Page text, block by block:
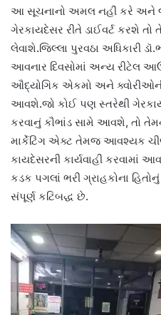
આ સૂચનાનો અમલ નહીં કરે અને
ગેરકાયદેસર રીતે ડાઈવર્ટ કરશે
લેવાશે.જિલ્લા પુરવઠા અધિકારી
આવનાર દિવસોમાં અન્ય રીટેલ
ઔદ્યોગિક એકમો અને
આવશે.જો કોઈ પણ સ્તરેથી
કરવાનું કૌભાંડ સામે આવશે, તો
માર્કેટિંગ એક્ટ તેમજ આવશ્યક
કાયદેસરની કાર્યવાહી કરવામાં
કડક પગલાં ભરી ગ્રાહકોના
સંપૂર્ણ કટિબદ્ધ છે.